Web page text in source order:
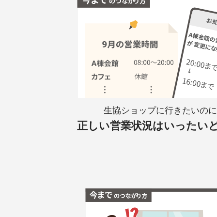
生協ショップに行きたいの
正しい営業状況はいったい